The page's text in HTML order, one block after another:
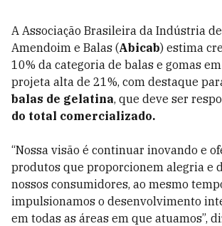
A Associação Brasileira da Indústria
Amendoim e Balas (Abicab) estima
10% da categoria de balas e gomas
projeta alta de 21%, com destaque
balas de gelatina, que deve ser
do total comercializado.
“Nossa visão é continuar inovando e
produtos que proporcionem alegria e
nossos consumidores, ao mesmo
impulsionamos o desenvolvimento
em todas as áreas em que atuamos”,